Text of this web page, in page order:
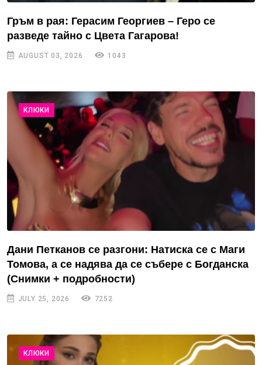
Гръм в рая: Герасим Георгиев – Геро се
разведе тайно с Цвета Гагарова!
AUGUST 03, 2026 1043
КЛЮКИ
Дани Петканов се разгони: Натиска се с Маги
Томова, а се надява да се събере с Богданска
(Снимки + подробности)
JULY 25, 2026 7252
КЛЮКИ